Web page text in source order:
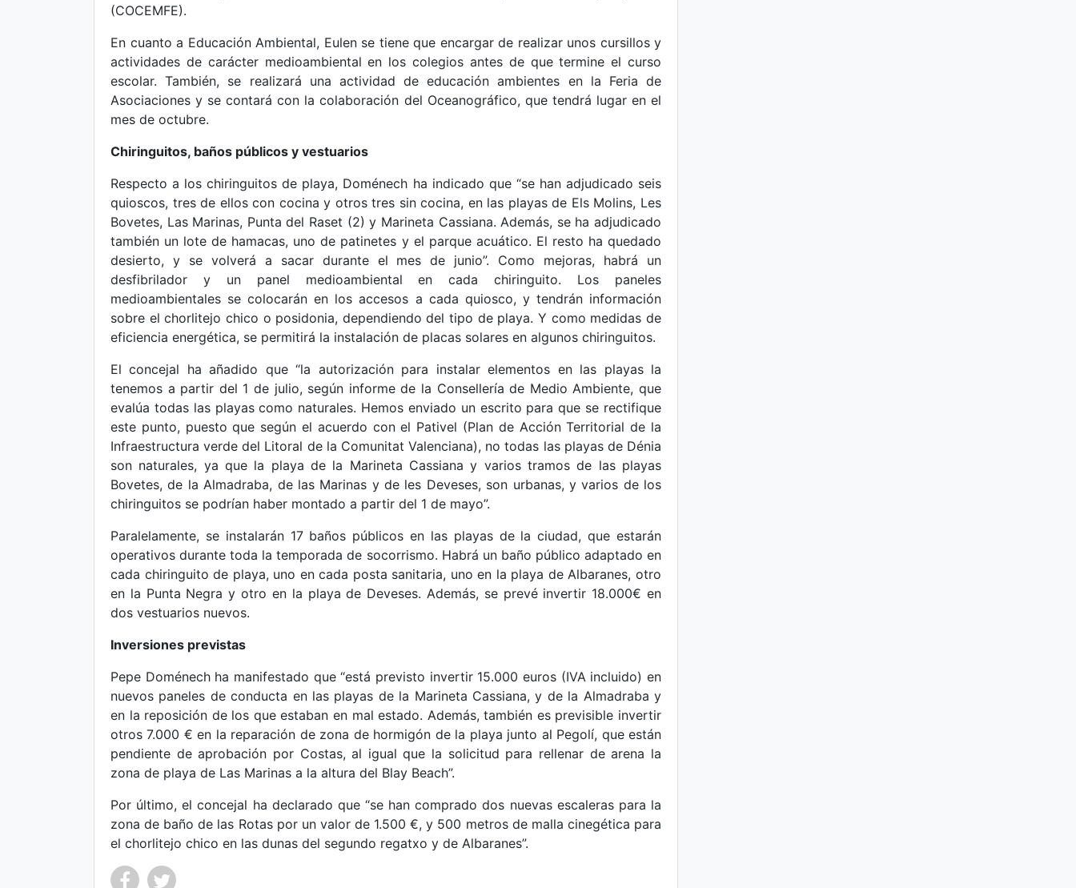
(COCEMFE).
En cuanto a Educación Ambiental, Eulen se tiene que encargar de realizar unos cursillos y
actividades de carácter medioambiental en los colegios antes de que termine el curso
escolar. También, se realizará una actividad de educación ambientes en la Feria de
Asociaciones y se contará con la colaboración del Oceanográfico, que tendrá lugar en el
mes de octubre.
Chiringuitos, baños públicos y vestuarios
Respecto a los chiringuitos de playa, Doménech ha indicado que “se han adjudicado seis
quioscos, tres de ellos con cocina y otros tres sin cocina, en las playas de Els Molins, Les
Bovetes, Las Marinas, Punta del Raset (2) y Marineta Cassiana. Además, se ha adjudicado
también un lote de hamacas, uno de patinetes y el parque acuático. El resto ha quedado
desierto, y se volverá a sacar durante el mes de junio”. Como mejoras, habrá un
desfibrilador y un panel medioambiental en cada chiringuito. Los paneles
medioambientales se colocarán en los accesos a cada quiosco, y tendrán información
sobre el chorlitejo chico o posidonia, dependiendo del tipo de playa. Y como medidas de
eficiencia energética, se permitirá la instalación de placas solares en algunos chiringuitos.
El concejal ha añadido que “la autorización para instalar elementos en las playas la
tenemos a partir del 1 de julio, según informe de la Consellería de Medio Ambiente, que
evalúa todas las playas como naturales. Hemos enviado un escrito para que se rectifique
este punto, puesto que según el acuerdo con el Pativel (Plan de Acción Territorial de la
Infraestructura verde del Litoral de la Comunitat Valenciana), no todas las playas de Dénia
son naturales, ya que la playa de la Marineta Cassiana y varios tramos de las playas
Bovetes, de la Almadraba, de las Marinas y de les Deveses, son urbanas, y varios de los
chiringuitos se podrían haber montado a partir del 1 de mayo”.
Paralelamente, se instalarán 17 baños públicos en las playas de la ciudad, que estarán
operativos durante toda la temporada de socorrismo. Habrá un baño público adaptado en
cada chiringuito de playa, uno en cada posta sanitaria, uno en la playa de Albaranes, otro
en la Punta Negra y otro en la playa de Deveses. Además, se prevé invertir 18.000€ en
dos vestuarios nuevos.
Inversiones previstas
Pepe Doménech ha manifestado que “está previsto invertir 15.000 euros (IVA incluido) en
nuevos paneles de conducta en las playas de la Marineta Cassiana, y de la Almadraba y
en la reposición de los que estaban en mal estado. Además, también es previsible invertir
otros 7.000 € en la reparación de zona de hormigón de la playa junto al Pegolí, que están
pendiente de aprobación por Costas, al igual que la solicitud para rellenar de arena la
zona de playa de Las Marinas a la altura del Blay Beach”.
Por último, el concejal ha declarado que “se han comprado dos nuevas escaleras para la
zona de baño de las Rotas por un valor de 1.500 €, y 500 metros de malla cinegética para
el chorlitejo chico en las dunas del segundo regatxo y de Albaranes”.